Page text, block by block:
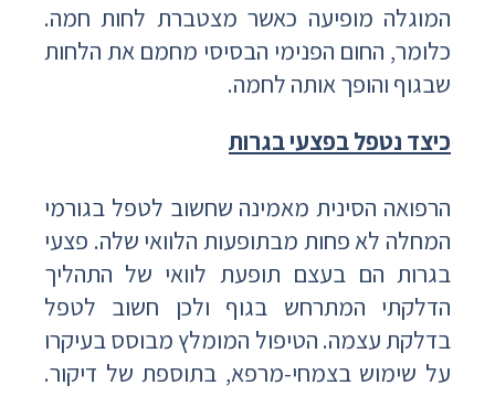
המוגלה מופיעה כאשר מצטברת לחות חמה.
כלומר, החום הפנימי הבסיסי מחמם את הלחות
שבגוף והופך אותה לחמה.
כיצד נטפל בפצעי בגרות
הרפואה הסינית מאמינה שחשוב לטפל בגורמי
המחלה לא פחות מבתופעות הלוואי שלה. פצעי
בגרות הם בעצם תופעת לוואי של התהליך
הדלקתי המתרחש בגוף ולכן חשוב לטפל
בדלקת עצמה. הטיפול המומלץ מבוסס בעיקרו
על שימוש בצמחי-מרפא, בתוספת של דיקור.